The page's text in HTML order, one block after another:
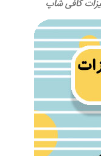
کافی شاپ